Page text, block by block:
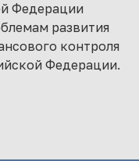
Федерации
развития
контроля
Федерации.